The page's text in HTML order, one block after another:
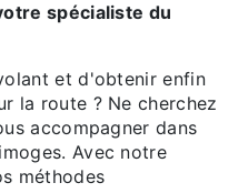
spécialiste du
et d'obtenir enfin
la route ? Ne cherchez
accompagner dans
Avec notre
méthodes